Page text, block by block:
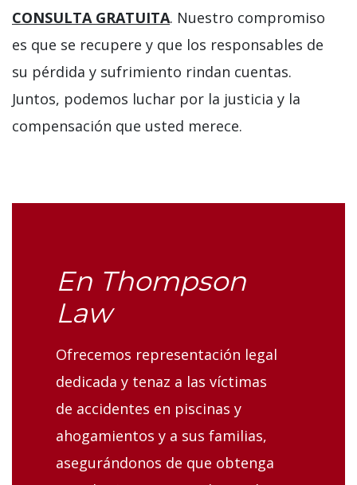
CONSULTA GRATUITA. Nuestro compromiso
es que se recupere y que los responsables de
su pérdida y sufrimiento rindan cuentas.
Juntos, podemos luchar por la justicia y la
compensación que usted merece.
En Thompson
Law
Ofrecemos representación legal
dedicada y tenaz a las víctimas
de accidentes en piscinas y
ahogamientos y a sus familias,
asegurándonos de que obtenga